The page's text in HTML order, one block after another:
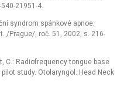
21951-4.
syndrom spánkové apnoe:
/Prague/, roč. 51, 2002, s. 216-
C.: Radiofrequency tongue base
study. Otolaryngol. Head Neck